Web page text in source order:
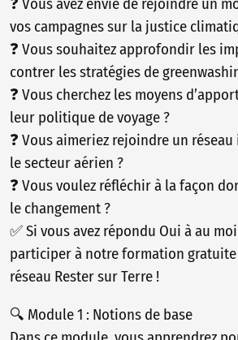
vos campagnes sur la justice
❓ Vous souhaitez approfondir les
contrer les stratégies de
❓ Vous cherchez les moyens
leur politique de voyage ?
❓ Vous aimeriez rejoindre un
le secteur aérien ?
❓ Vous voulez réfléchir à la façon
le changement ?
✅ Si vous avez répondu Oui à au
participer à notre formation gratuite
réseau Rester sur Terre !
🔍 Module 1 : Notions de base